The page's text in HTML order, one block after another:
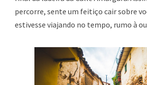
percorre, sente um feitiço cair sobre
estivesse viajando no tempo, rumo à